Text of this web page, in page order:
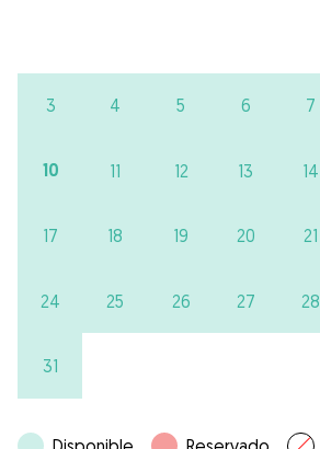
3 4 5 6 7
10 11 12 13 14
17 18 19 20 21
24 25 26 27 28
31